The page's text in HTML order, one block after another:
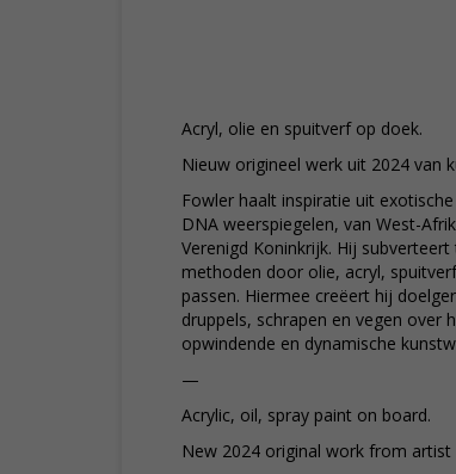
Acryl, olie en spuitverf op doek.
Nieuw origineel werk uit 2024 van
Fowler haalt inspiratie uit
DNA weerspiegelen, van West-
Verenigd Koninkrijk. Hij
methoden door olie, acryl,
passen. Hiermee creëert hij
druppels, schrapen en vegen over
opwindende en dynamische
—
Acrylic, oil, spray paint on board.
New 2024 original work from artist